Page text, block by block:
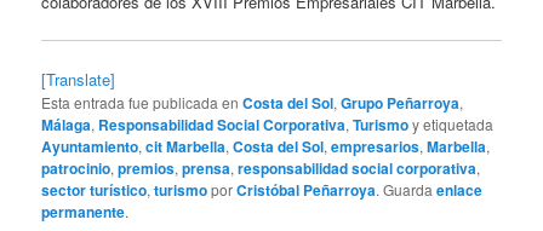
[Translate]
Esta entrada fue publicada enCosta del Sol,Grupo Peñarroya,
Málaga, Responsabilidad Social Corporativa,Turismoy etiquetada
Ayuntamiento,cit Marbella,Costa del Sol,empresarios,Marbella,
patrocinio,premios,prensa,responsabilidad social corporativa,
sector turístico,turismoporCristóbal Peñarroya. Guardaenlace
permanente.